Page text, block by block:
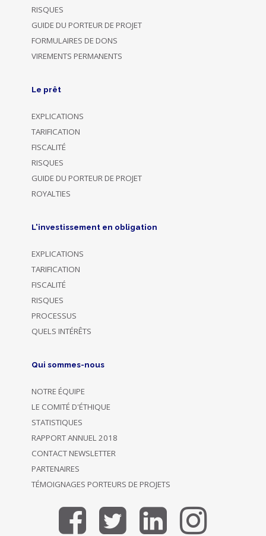
RISQUES
GUIDE DU PORTEUR DE PROJET
FORMULAIRES DE DONS
VIREMENTS PERMANENTS
Le prêt
EXPLICATIONS
TARIFICATION
FISCALITÉ
RISQUES
GUIDE DU PORTEUR DE PROJET
ROYALTIES
L'investissement en obligation
EXPLICATIONS
TARIFICATION
FISCALITÉ
RISQUES
PROCESSUS
QUELS INTÉRÊTS
Qui sommes-nous
NOTRE ÉQUIPE
LE COMITÉ D'ÉTHIQUE
STATISTIQUES
RAPPORT ANNUEL 2018
CONTACT NEWSLETTER
PARTENAIRES
TÉMOIGNAGES PORTEURS DE PROJETS